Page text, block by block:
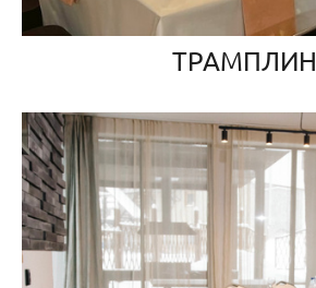
ТРАМПЛИН